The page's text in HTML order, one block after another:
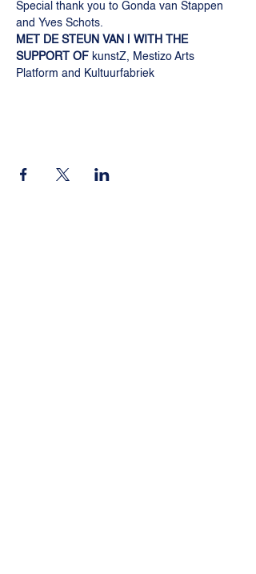
Special thank you to Gonda van Stappen
and Yves Schots.
MET DE STEUN VAN | WITH THE
SUPPORT OF kunstZ, Mestizo Arts
Platform and Kultuurfabriek